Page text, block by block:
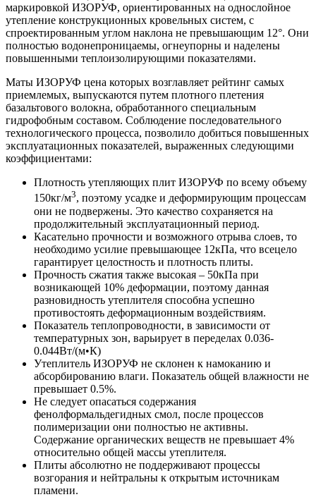
маркировкой ИЗОРУФ, ориентированных на однослойное
утепление конструкционных кровельных систем, с
спроектированным углом наклона не превышающим 12°. Они
полностью водонепроницаемы, огнеупорны и наделены
повышенными теплоизолирующими показателями.
Маты ИЗОРУФ цена которых возглавляет рейтинг самых
приемлемых, выпускаются путем плотного плетения
базальтового волокна, обработанного специальным
гидрофобным составом. Соблюдение последовательного
технологического процесса, позволило добиться повышенных
эксплуатационных показателей, выраженных следующими
коэффициентами:
Плотность утепляющих плит ИЗОРУФ по всему объему
150кг/м3, поэтому усадке и деформирующим процессам
они не подвержены. Это качество сохраняется на
продолжительный эксплуатационный период.
Касательно прочности и возможного отрыва слоев, то
необходимо усилие превышающее 12кПа, что всецело
гарантирует целостность и плотность плиты.
Прочность сжатия также высокая – 50кПа при
возникающей 10% деформации, поэтому данная
разновидность утеплителя способна успешно
противостоять деформационным воздействиям.
Показатель теплопроводности, в зависимости от
температурных зон, варьирует в переделах 0.036-
0.044Вт/(м•К)
Утеплитель ИЗОРУФ не склонен к намоканию и
абсорбированию влаги. Показатель общей влажности не
превышает 0.5%.
Не следует опасаться содержания
фенолформальдегидных смол, после процессов
полимеризации они полностью не активны.
Содержание органических веществ не превышает 4%
относительно общей массы утеплителя.
Плиты абсолютно не поддерживают процессы
возгорания и нейтральны к открытым источникам
пламени.